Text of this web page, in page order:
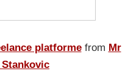
platforme from Mr